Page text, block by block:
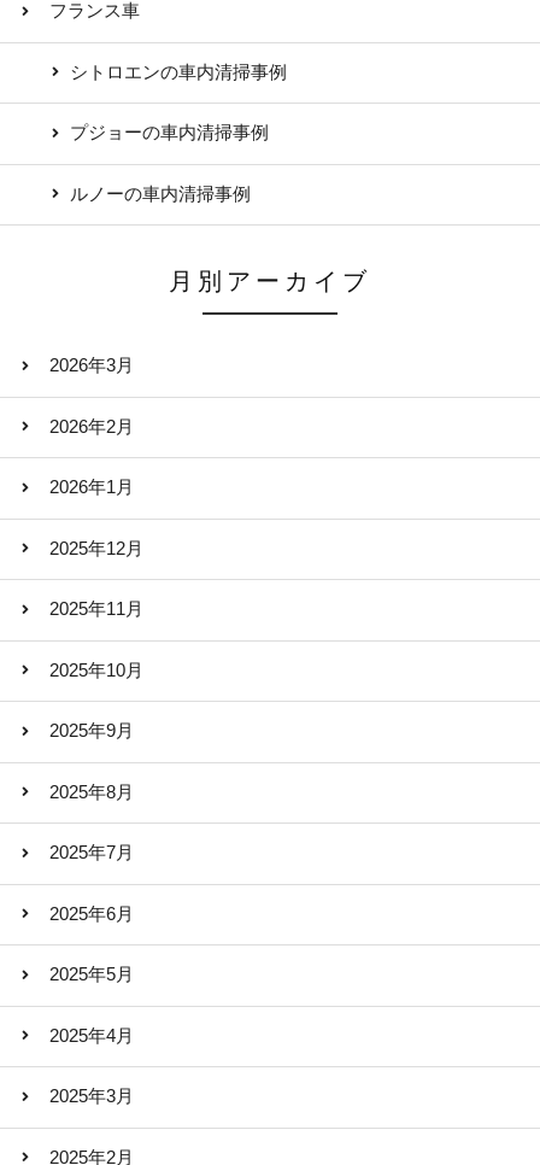
フランス車
シトロエンの車内清掃事例
プジョーの車内清掃事例
ルノーの車内清掃事例
月別アーカイブ
2026年3月
2026年2月
2026年1月
2025年12月
2025年11月
2025年10月
2025年9月
2025年8月
2025年7月
2025年6月
2025年5月
2025年4月
2025年3月
2025年2月